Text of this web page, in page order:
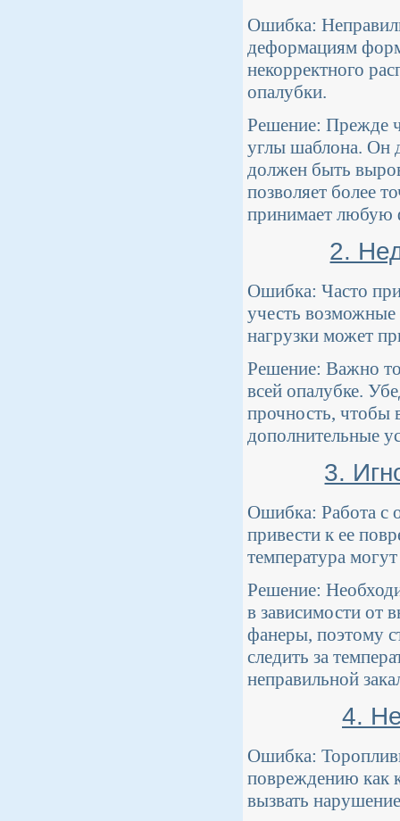
Ошибка:
деформациям
некорректного
опалубки.
Решение: Прежде
углы шаблона. Он
должен быть
позволяет более
принимает любую
2.
Ошибка: Часто
учесть возможные
нагрузки может
Решение: Важно
всей опалубке.
прочность, чтобы
дополнительные
3.
Ошибка: Работа с
привести к ее
температура
Решение:
в зависимости от
фанеры, поэтому
следить за
неправильной
4.
Ошибка:
повреждению как
вызвать